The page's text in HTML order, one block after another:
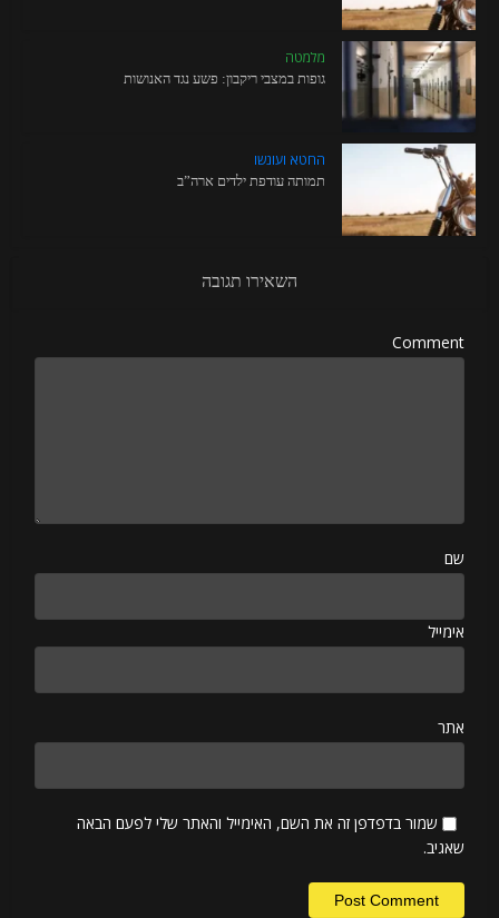
מלמטה
גופות במצבי ריקבון: פשע נגד האנושות
החטא ועונשו
תמותה עודפת ילדים ארה”ב
השאירו תגובה
Comment
שם
אימייל
אתר
שמור בדפדפן זה את השם, האימייל והאתר שלי לפעם הבאה
שאגיב.